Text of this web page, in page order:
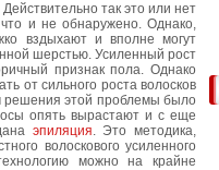
так это или нет
что и не обнаружено. Однако,
вздыхают и вполне могут
шерстью. Усиленный рост
признак пола. Однако
от сильного роста волосков
решения этой проблемы было
опять вырастают и с еще
эпиляция. Это методика,
волоскового усиленного
можно на крайне